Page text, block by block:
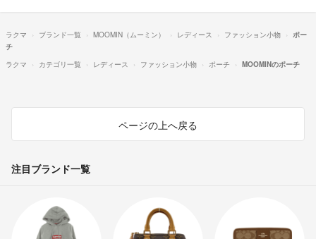
ラクマ ブランド一覧 MOOMIN（ムーミン） レディース ファッション小物
ポー
チ
ラクマ
カテゴリ一覧 レディース ファッション小物 ポーチ MOOMINのポーチ
ページの上へ戻る
注目ブランド一覧